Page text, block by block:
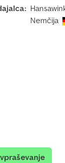
Nemčija